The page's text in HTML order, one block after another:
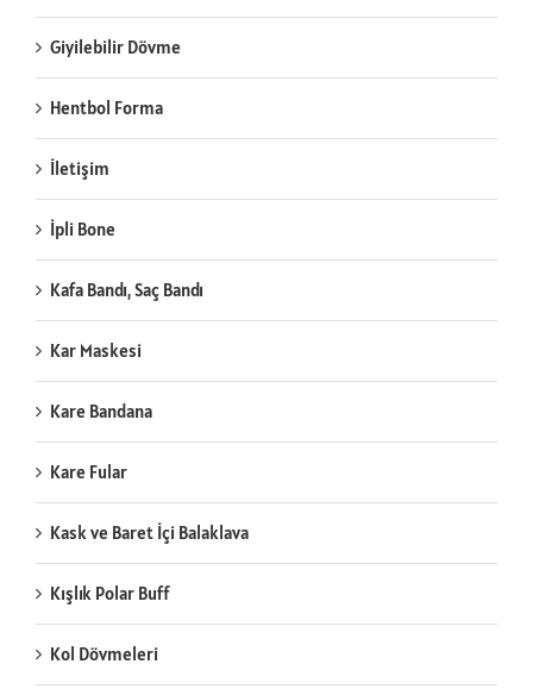
Giyilebilir Dövme
Hentbol Forma
İletişim
İpli Bone
Kafa Bandı, Saç Bandı
Kar Maskesi
Kare Bandana
Kare Fular
Kask ve Baret İçi Balaklava
Kışlık Polar Buff
Kol Dövmeleri